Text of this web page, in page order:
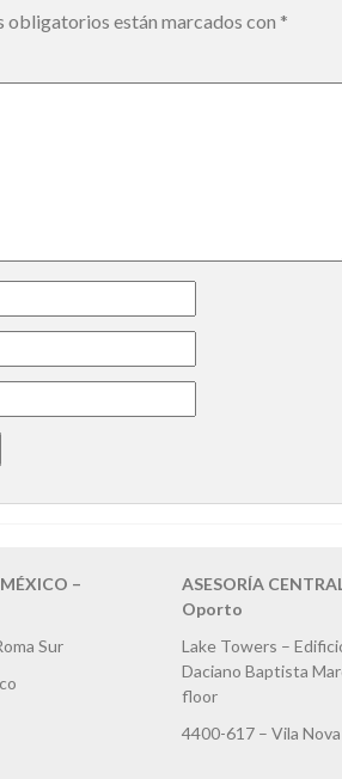
obligatorios están marcados con *
–
Sur
ASESORÍA
Oporto
Lake Towers –
Daciano Baptista
floor
4400-617 – Vila